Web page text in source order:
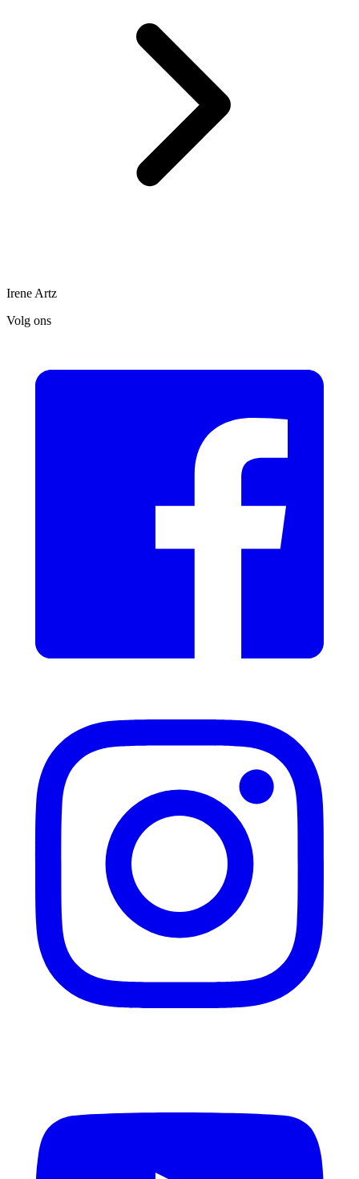
Irene Artz
Volg ons